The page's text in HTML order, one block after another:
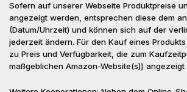
Sofern auf unserer Webseite Produktpreise
angezeigt werden, entsprechen diese dem
(Datum/Uhrzeit) und können sich auf der
jederzeit ändern. Für den Kauf eines
zu Preis und Verfügbarkeit, die zum
maßgeblichen Amazon-Website(s)] angezeigt